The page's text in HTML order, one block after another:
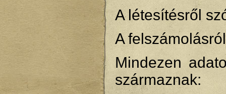
A létesítésről
A
Mindezen
származnak: